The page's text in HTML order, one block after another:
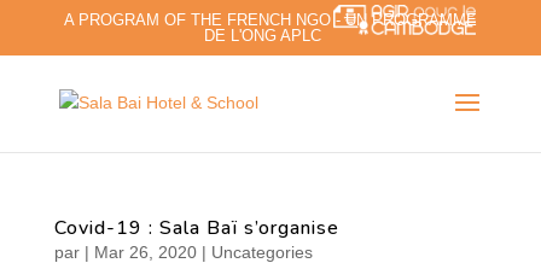
A PROGRAM OF THE FRENCH NGO - UN PROGRAMME
DE L'ONG APLC
Covid-19 : Sala Baï s’organise
par | Mar 26, 2020| Uncategories